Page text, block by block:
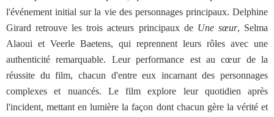
l'événement initial sur la vie des personnages principaux. Delphine
Girard retrouve les trois acteurs principaux de Une sœur, Selma
Alaoui et Veerle Baetens, qui reprennent leurs rôles avec une
authenticité remarquable. Leur performance est au cœur de la
réussite du film, chacun d'entre eux incarnant des personnages
complexes et nuancés. Le film explore leur quotidien après
l'incident, mettant en lumière la façon dont chacun gère la vérité et